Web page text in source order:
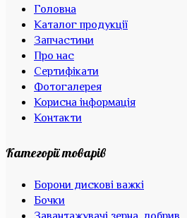
Головна
Каталог продукції
Запчастини
Про нас
Сертифікати
Фотогалерея
Корисна інформація
Контакти
Категорії товарів
Борони дискові важкі
Бочки